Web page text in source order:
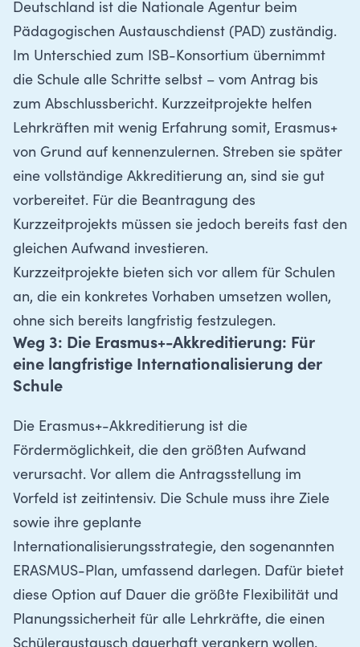
Deutschland ist die Nationale Agentur beim
Pädagogischen Austauschdienst (PAD) zuständig.
Im Unterschied zum ISB-Konsortium übernimmt
die Schule alle Schritte selbst – vom Antrag bis
zum Abschlussbericht. Kurzzeitprojekte helfen
Lehrkräften mit wenig Erfahrung somit, Erasmus+
von Grund auf kennenzulernen. Streben sie später
eine vollständige Akkreditierung an, sind sie gut
vorbereitet. Für die Beantragung des
Kurzzeitprojekts müssen sie jedoch bereits fast den
gleichen Aufwand investieren.
Kurzzeitprojekte bieten sich vor allem für Schulen
an, die ein konkretes Vorhaben umsetzen wollen,
ohne sich bereits langfristig festzulegen.
Weg 3: Die Erasmus+-Akkreditierung: Für
eine langfristige Internationalisierung der
Schule
Die Erasmus+-Akkreditierung ist die
Fördermöglichkeit, die den größten Aufwand
verursacht. Vor allem die Antragsstellung im
Vorfeld ist zeitintensiv. Die Schule muss ihre Ziele
sowie ihre geplante
Internationalisierungsstrategie, den sogenannten
ERASMUS-Plan, umfassend darlegen. Dafür bietet
diese Option auf Dauer die größte Flexibilität und
Planungssicherheit für alle Lehrkräfte, die einen